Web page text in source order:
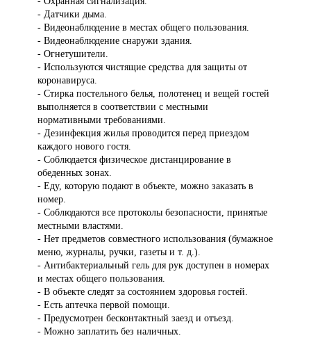
- Датчики дыма.
- Видеонаблюдение в местах общего пользования.
- Видеонаблюдение снаружи здания.
- Огнетушители.
- Используются чистящие средства для защиты от
коронавируса.
- Стирка постельного белья, полотенец и вещей гостей
выполняется в соответствии с местными
нормативными требованиями.
- Дезинфекция жилья проводится перед приездом
каждого нового гостя.
- Соблюдается физическое дистанцирование в
обеденных зонах.
- Еду, которую подают в объекте, можно заказать в
номер.
- Соблюдаются все протоколы безопасности, принятые
местными властями.
- Нет предметов совместного использования (бумажное
меню, журналы, ручки, газеты и т. д.).
- Антибактериальный гель для рук доступен в номерах
и местах общего пользования.
- В объекте следят за состоянием здоровья гостей.
- Есть аптечка первой помощи.
- Предусмотрен бесконтактный заезд и отъезд.
- Можно заплатить без наличных.